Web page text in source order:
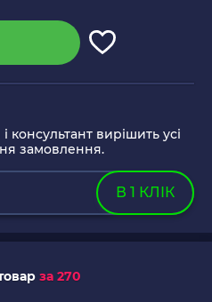
вирішить усі
замовлення.
В 1 КЛІК
за 270